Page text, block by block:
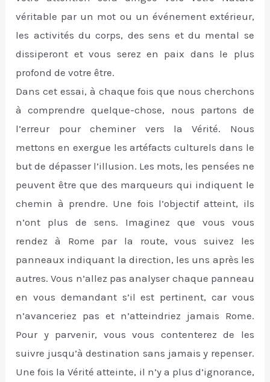
véritable par un mot ou un événement extérieur,
les activités du corps, des sens et du mental se
dissiperont et vous serez en paix dans le plus
profond de votre être.
Dans cet essai, à chaque fois que nous cherchons
à comprendre quelque-chose, nous partons de
l’erreur pour cheminer vers la Vérité. Nous
mettons en exergue les artéfacts culturels dans le
but de dépasser l’illusion. Les mots, les pensées ne
peuvent être que des marqueurs qui indiquent le
chemin à prendre. Une fois l’objectif atteint, ils
n’ont plus de sens. Imaginez que vous vous
rendez à Rome par la route, vous suivez les
panneaux indiquant la direction, les uns après les
autres. Vous n’allez pas analyser chaque panneau
en vous demandant s’il est pertinent, car vous
n’avanceriez pas et n’atteindriez jamais Rome.
Pour y parvenir, vous vous contenterez de les
suivre jusqu’à destination sans jamais y repenser.
Une fois la Vérité atteinte, il n’y a plus d’ignorance,